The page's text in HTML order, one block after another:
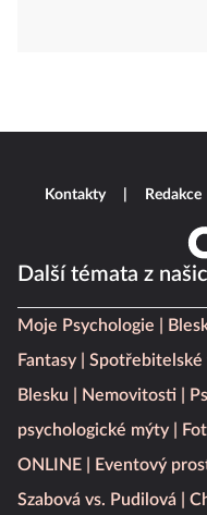
Další témata z
Moje Psychologie
Fantasy
Spotřebitelské
Blesku
Nemovitosti
psychologické mýty
ONLINE
Eventový
Szabová vs. Pudilová
Kontakty Redakce